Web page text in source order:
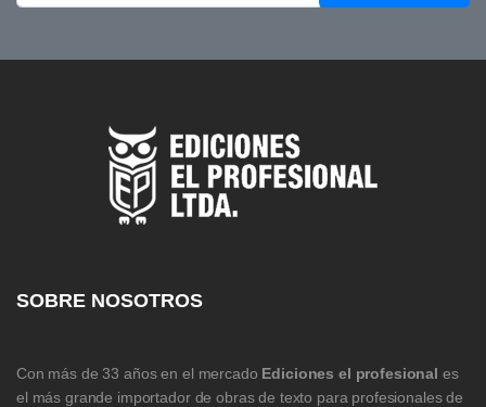
SOBRE NOSOTROS
Con más de 33 años en el mercado Ediciones el profesional es
el más grande importador de obras de texto para profesionales de